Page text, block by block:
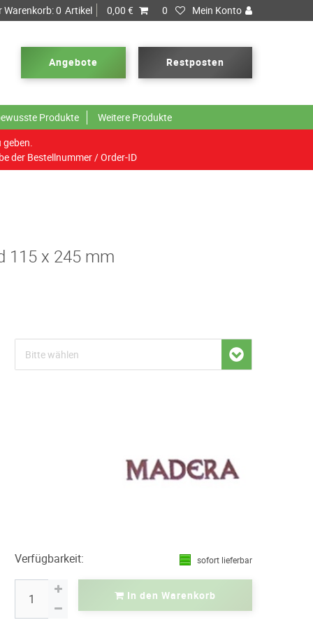
Mein Konto
0
Warenkorb:0 Artikel 0,00 €
Angebote Restposten
Produkte
Weitere Produkte
geben.
der Bestellnummer / Order-ID
115 x 245 mm
Verfügbarkeit: sofort lieferbar
In den Warenkorb